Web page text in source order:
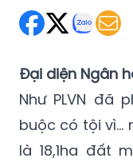
Thứ Ba 19/11/2019
Đại diện Ngân
Như PLVN đã